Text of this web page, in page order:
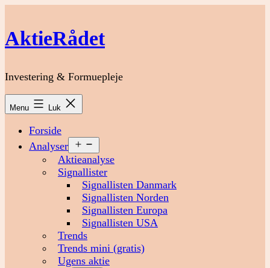
indhold
AktieRådet
Investering & Formuepleje
Menu Luk
Forside
Analyser
menu
Aktieanalyse
Signallister
Signallisten Danmark
Signallisten Norden
Signallisten Europa
Signallisten USA
Trends
Trends mini (gratis)
Ugens aktie